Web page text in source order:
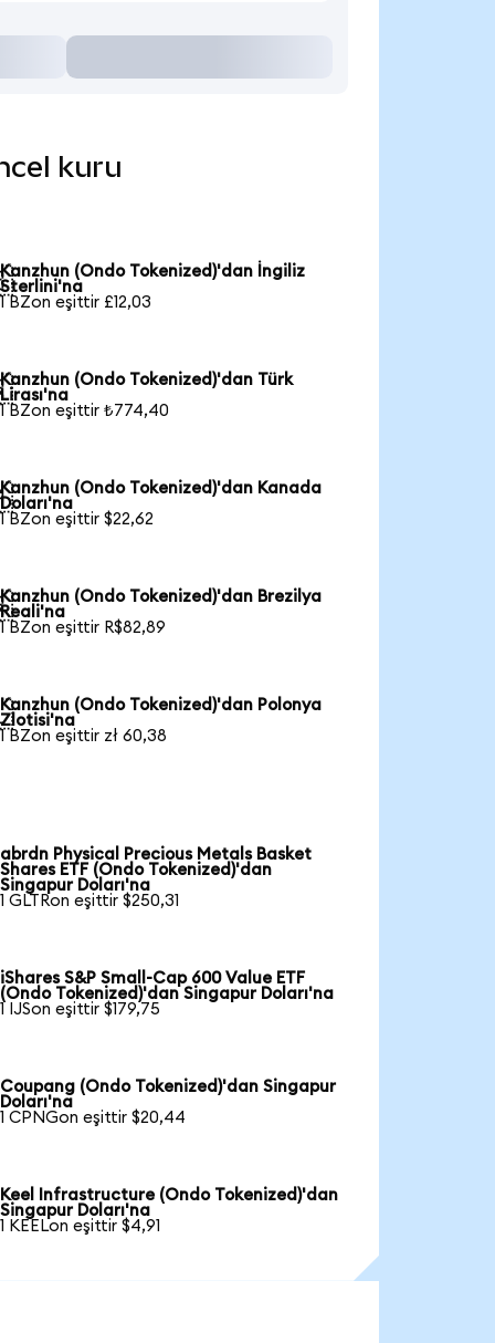
kuru
Kanzhun (Ondo Tokenized)'dan İngiliz
Sterlini'na
1 BZon eşittir £12,03
Kanzhun (Ondo Tokenized)'dan Türk
Lirası'na
1 BZon eşittir ₺774,40
Kanzhun (Ondo Tokenized)'dan Kanada
Doları'na
1 BZon eşittir $22,62
Kanzhun (Ondo Tokenized)'dan Brezilya
Reali'na
1 BZon eşittir R$82,89
Kanzhun (Ondo Tokenized)'dan Polonya
Zlotisi'na
1 BZon eşittir zł 60,38
abrdn Physical Precious Metals Basket
Shares ETF (Ondo Tokenized)'dan
Singapur Doları'na
1 GLTRon eşittir $250,31
iShares S&P Small-Cap 600 Value ETF
(Ondo Tokenized)'dan Singapur Doları'na
1 IJSon eşittir $179,75
Coupang (Ondo Tokenized)'dan Singapur
Doları'na
1 CPNGon eşittir $20,44
Keel Infrastructure (Ondo Tokenized)'dan
Singapur Doları'na
1 KEELon eşittir $4,91